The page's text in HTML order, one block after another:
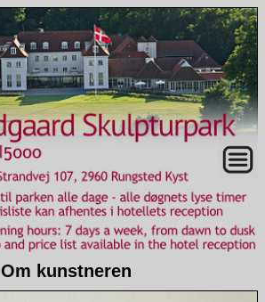
Om kunstneren